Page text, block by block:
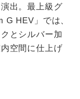
出。最上級グ
HEV」では、
とシルバー加
空間に仕上げ